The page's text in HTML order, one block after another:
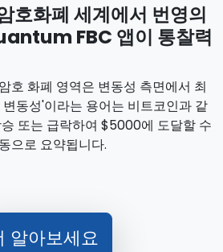
호화폐 세계에서 번영의
FBC 앱이 통찰력
호 화폐 영역은 변동성 측면에서 최
동성'이라는 용어는 비트코인과 같
또는 급락하여 $5000에 도달할 수
으로 요약됩니다.
알아보세요